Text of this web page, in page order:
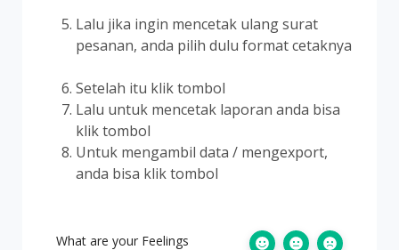
Lalu jika ingin mencetak ulang surat
pesanan, anda pilih dulu format cetaknya
Setelah itu klik tombol
Lalu untuk mencetak laporan anda bisa
klik tombol
Untuk mengambil data / mengexport,
anda bisa klik tombol
What are your Feelings